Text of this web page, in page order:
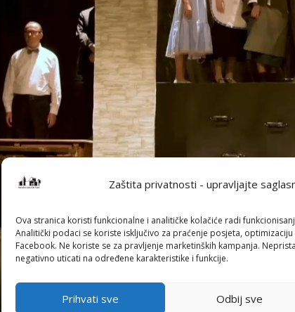
Zaštita privatnosti - upravljajte
Ova stranica koristi funkcionalne i analitičke kolačiće radi
Analitički podaci se koriste isključivo za praćenje posjeta,
Facebook. Ne koriste se za pravljenje marketinških kampanja.
negativno uticati na određene karakteristike i funkcije.
Prihvati sve Odbij sve